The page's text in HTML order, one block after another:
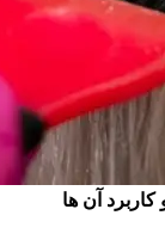
کاربرد آن ها